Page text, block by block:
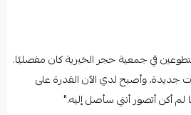
في جمعية حجر الخيرية كان مفصليًا.
جديدة، وأصبح لدي الآن القدرة على
أكن أتصور أنني سأصل إليه."